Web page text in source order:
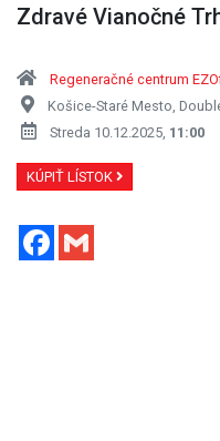
Zdravé Vianočné
Regeneračné centrum
Košice-Staré Mesto,
Streda 10.12.2025, 11:00
KÚPIŤ LÍSTOK
Facebook